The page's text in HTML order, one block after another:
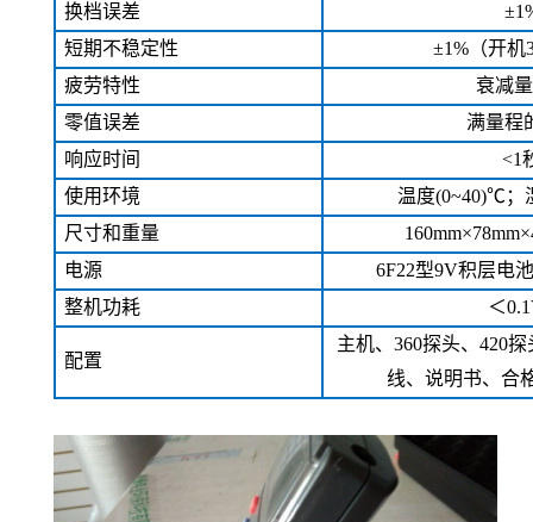
换档误差
短期不稳定性
±1%（开机
疲劳特性
衰减
零值误差
满量程
响应时间
<1
使用环境
温度(0~40)℃；
尺寸和重量
电源
6F22型9V积层电
整机功耗
＜
配置
主机、360探头、420
线、说明书、合